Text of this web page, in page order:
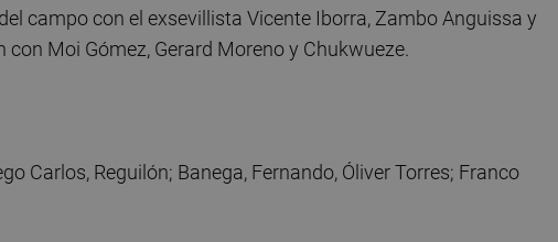
campo con el exsevillista Vicente Iborra, Zambo Anguissa y
Moi Gómez, Gerard Moreno y Chukwueze.
Carlos, Reguilón; Banega, Fernando, Óliver Torres; Franco